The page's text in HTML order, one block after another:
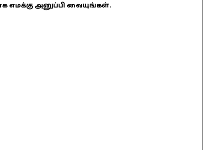
எமக்கு அனுப்பி வையுங்கள்.